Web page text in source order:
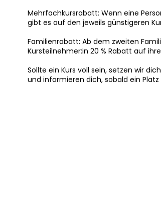
Mehrfachkursrabatt: Wenn eine
gibt es auf den jeweils günstigeren
Familienrabatt: Ab dem zweiten
Kursteilnehmer:in 20 % Rabatt auf
Sollte ein Kurs voll sein, setzen wir
und informieren dich, sobald ein Platz